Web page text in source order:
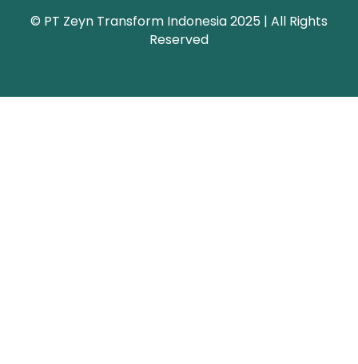
© PT Zeyn Transform Indonesia 2025 | All Rights
Reserved